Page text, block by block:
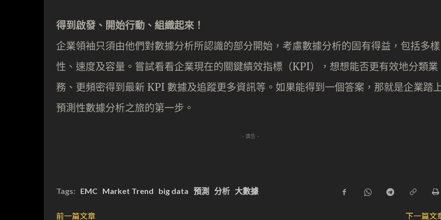
得到啟發、開始行動、組織起來！
企業領袖只須由他們對數據分析所認識的部分開始，考慮數據分析的固有得益，包括多樣
性、速度及容量。嘗試看看企業現在的關鍵績效指標（KPI），想想能否更有效地分類業
務、更頻密得到最新 KPI 數據及追蹤更多資訊等。如果能得到一個答案，那就是企業踏
預測性數據分析之旅的第一步。
- 廣告 -
Tags: EMC Market Trend big data 預測 分析 大數據
前一篇文章 下一篇文